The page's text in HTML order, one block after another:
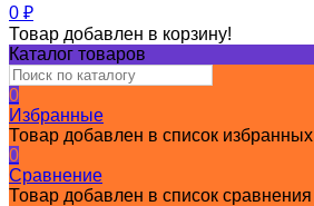
0 ₽
Товар добавлен в корзину!
Каталог товаров
0
Избранные
Товар добавлен в список избранных
0
Сравнение
Товар добавлен в список сравнения